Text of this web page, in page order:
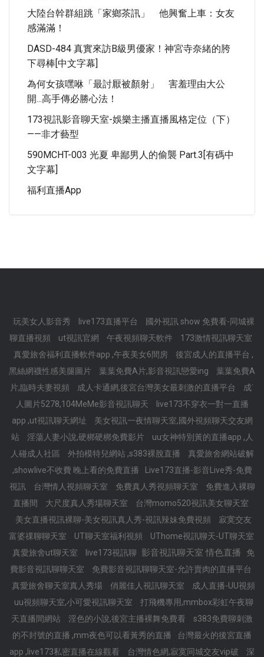
大陸台幹群組跳「家鄉茶訊」 他興奮上車：女友
感滿滿！
DASD-484 真實來訪B級男優家！神宮寺奈緒的胯
下尋棒[中文字幕]
為何女孩嘿咻「最討厭被顏射」 害羞理由大公
開...高手傳必勝心法！
173視訊影音聊天室-娛樂主播直播風格定位（下）
——非才藝型
590MCHT-003 光夏 卑鄙男人的偷襲 Part.3[有碼中
文字幕]
福利直播app
玩美女人影音秀 live173直播平台
國外視訊 show 免費看-同城裸
聊直播視頻
ut視訊官網 午夜視頻聊天軟件
173激情視訊聊天室
真愛旅舍福利直播軟件app ,午夜美女6間房
後宮成人的直播平台 ,
黑絲網襪性感美腿圖片
葉葉免費A片,影音視訊戀愛ing
葉葉免費A
片,臨時夫妻視頻
成人卡通網,後宮台灣美女最刺激的直播平台
成˙
人圖片5278,104MeMe影音視訊聊天
live173不穿衣一對一直播
app ,ut視訊聊天網址
美女視訊一夜情聊天室,國外視頻聊天交友網
站
淫蕩人妻小說,硬梆硬梆免費影片
uu女神特別黃的直播app ,人
人碰成人社區
外拍模特兒網站 ,s383裸脫直播
真愛旅舍網站破解
,showlive不收費 晚上看的免費直播
Live173直播-影音Live秀-免費
視訊
台灣情人視頻聊天室 免費真人秀視頻聊天室
免費進入裸聊
直播間
大尺度真人秀場聊天室
台灣momo520視訊美女聊天室
美女直播視訊裸聊-美女視訊真人秀-視訊辣妹免費視頻
寂寞交友
富婆祼聊聊天室
UT聊天室福利視頻
UThome視訊聊天-UT聊天室
真愛旅舍ut聊天室
live173視訊聊 影音視訊聊天室 情色直播
免
費影音視訊聊聊天室
免費影音視訊聊聊天室-允許賣肉的直播平台
真愛旅舍聊天室真人秀場
俏麗佳人視訊聊天室
成人直播-UU視頻
uu視頻聊天室,小可愛視訊聊天室
打飛機專用,mmbox彩虹午夜聊
天直播間網站
淫色的小說,後宮主播裸舞免費看
s383免費聊刺激
的不封號的直播 ,mm夜色可以看黃秀的直播
台灣最火的後宮直播
app ,live173私密直播在線觀看
台灣情色網,寂寞同城交友vip破 深